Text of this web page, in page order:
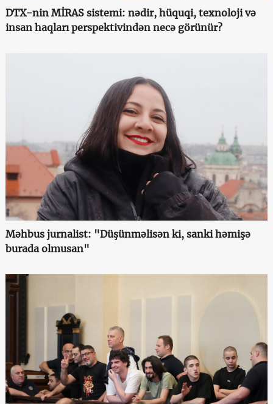
DTX-nin MİRAS sistemi: nədir, hüquqi, texnoloji və
insan haqları perspektivindən necə görünür?
Məhbus jurnalist: "Düşünməlisən ki, sanki həmişə
burada olmusan"